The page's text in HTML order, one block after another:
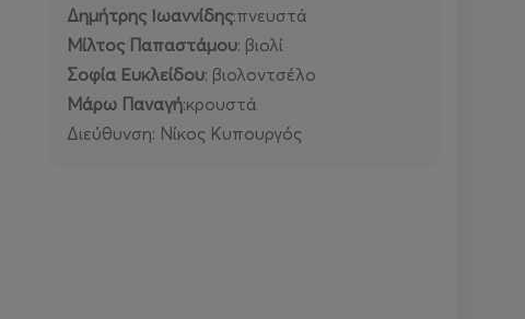
Δημήτρης Ιωαννίδης:πνευστά
Μίλτος Παπαστάμου: βιολί
Σοφία Ευκλείδου: βιολοντσέλο
Μάρω Παναγή:κρουστά
Διεύθυνση: Νίκος Κυπουργός